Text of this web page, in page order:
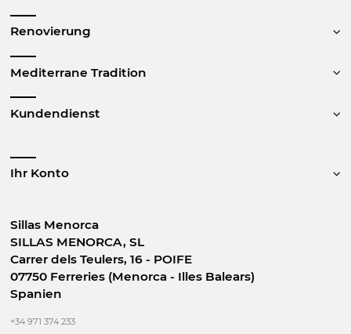
Renovierung
Mediterrane Tradition
Kundendienst
Ihr Konto
Sillas Menorca
SILLAS MENORCA, SL
Carrer dels Teulers, 16 - POIFE
07750 Ferreries (Menorca - Illes Balears)
Spanien
+34 971 374 233